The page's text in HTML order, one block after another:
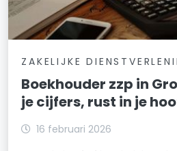
ZAKELIJKE
Boekhouder zzp in
je cijfers, rust in je
16 februari 2026